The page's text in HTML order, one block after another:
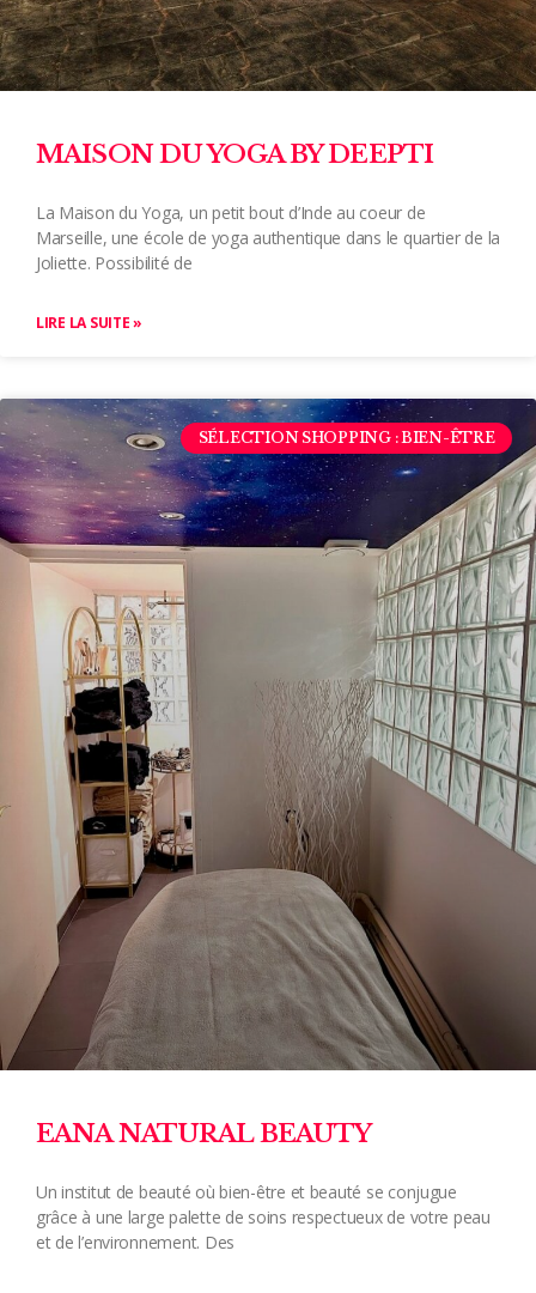
MAISON DU YOGA BY DEEPTI
La Maison du Yoga, un petit bout d’Inde au coeur de
Marseille, une école de yoga authentique dans le quartier de la
Joliette. Possibilité de
LIRE LA SUITE »
SÉLECTION SHOPPING : BIEN-ÊTRE
EANA NATURAL BEAUTY
Un institut de beauté où bien-être et beauté se conjugue
grâce à une large palette de soins respectueux de votre peau
et de l’environnement. Des